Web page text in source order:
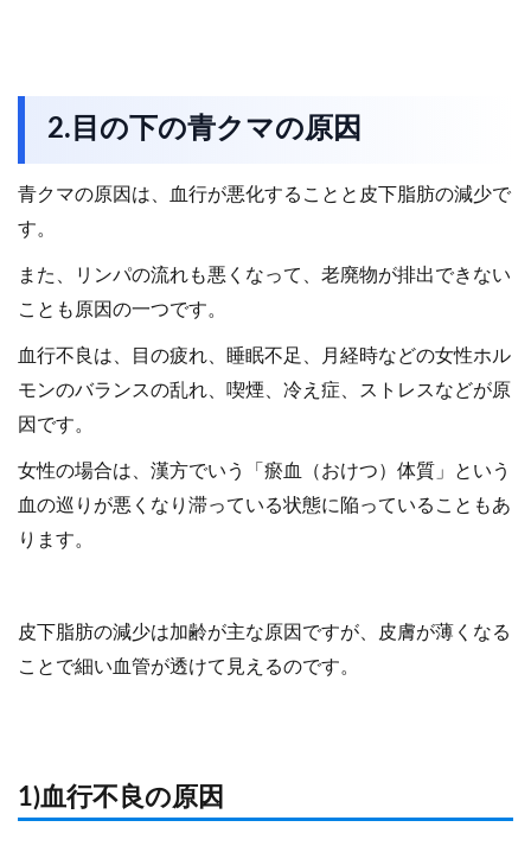
2.目の下の青クマの原因
青クマの原因は、血行が悪化することと皮下脂肪の減少で
す。
また、リンパの流れも悪くなって、老廃物が排出できない
ことも原因の一つです。
血行不良は、目の疲れ、睡眠不足、月経時などの女性ホル
モンのバランスの乱れ、喫煙、冷え症、ストレスなどが原
因です。
女性の場合は、漢方でいう「瘀血（おけつ）体質」という
血の巡りが悪くなり滞っている状態に陥っていることもあ
ります。
皮下脂肪の減少は加齢が主な原因ですが、皮膚が薄くなる
ことで細い血管が透けて見えるのです。
1)血行不良の原因